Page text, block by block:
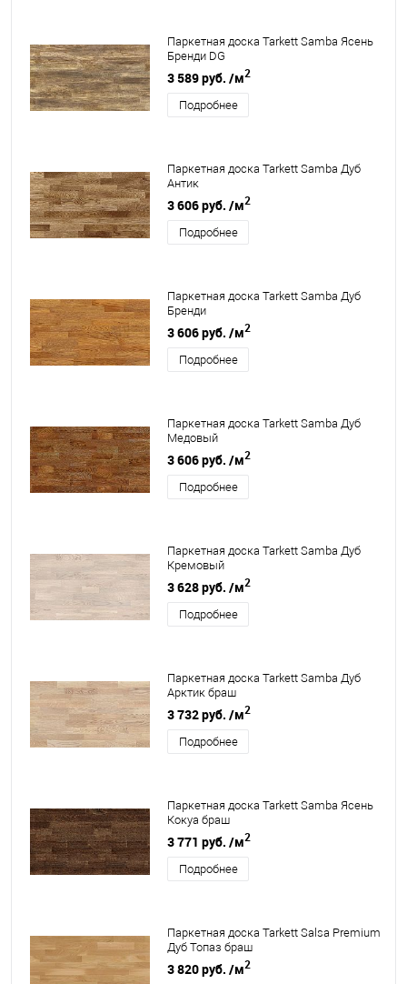
Паркетная доска Tarkett Samba Ясень
Бренди DG
3 589 руб. /м2
Подробнее
Паркетная доска Tarkett Samba Дуб
Антик
3 606 руб. /м2
Подробнее
Паркетная доска Tarkett Samba Дуб
Бренди
3 606 руб. /м2
Подробнее
Паркетная доска Tarkett Samba Дуб
Медовый
3 606 руб. /м2
Подробнее
Паркетная доска Tarkett Samba Дуб
Кремовый
3 628 руб. /м2
Подробнее
Паркетная доска Tarkett Samba Дуб
Арктик браш
3 732 руб. /м2
Подробнее
Паркетная доска Tarkett Samba Ясень
Кокуа браш
3 771 руб. /м2
Подробнее
Паркетная доска Tarkett Salsa Premium
Дуб Топаз браш
3 820 руб. /м2